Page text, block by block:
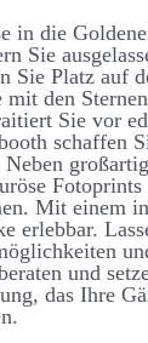
in die
Sie
Sie Platz auf
mit den
Sie vor
schaffen
Mit einem
er­­leb­­bar.
und
das Ihre